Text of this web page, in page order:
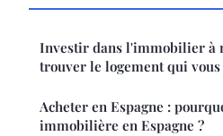
Investir dans l'immobilier à
trouver le logement qui
Acheter en Espagne :
immobilière en Espagne ?